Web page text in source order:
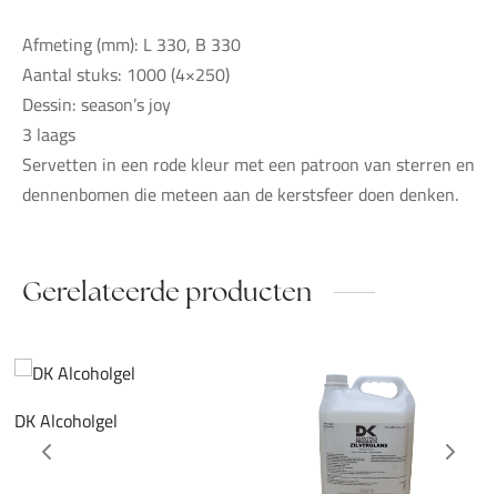
Afmeting (mm): L 330, B 330
Aantal stuks: 1000 (4×250)
Dessin: season’s joy
3 laags
Servetten in een rode kleur met een patroon van sterren en
dennenbomen die meteen aan de kerstsfeer doen denken.
Gerelateerde producten
DK Alcoholgel